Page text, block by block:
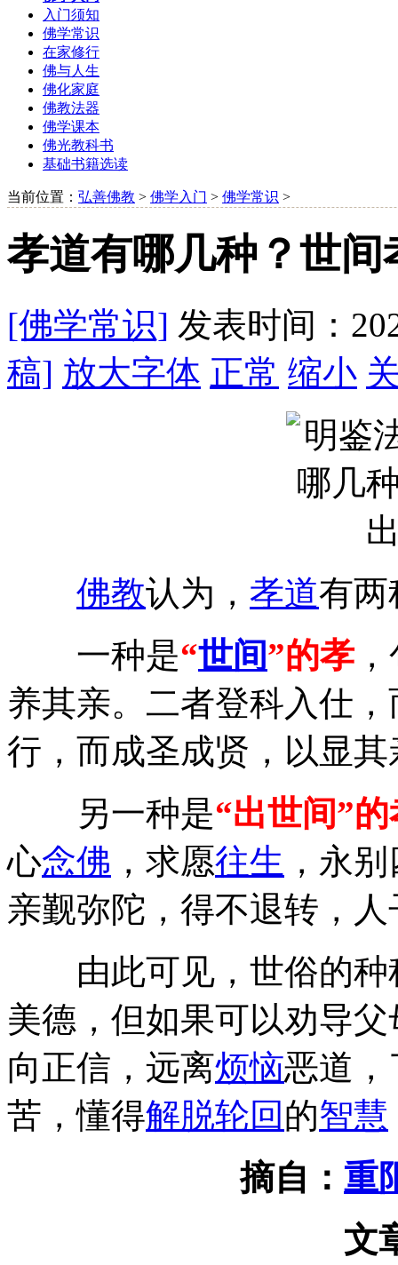
入门须知
佛学常识
在家修行
佛与人生
佛化家庭
佛教法器
佛学课本
佛光教科书
基础书籍选读
当前位置： 弘善佛教 > 佛学入门 > 佛学常识 >
孝道有哪几种？世间
[佛学常识] 发表时间：
稿] 放大字体 正常 缩小
佛教认为， 孝道有两
一种是“世间”的孝，
养其亲。二者登科入仕
行，而成圣成贤，以显
另一种是“出世间”的
心念佛 ，求愿往生 ，永
亲觐弥陀，得不退转，
由此可见，世俗的种
美德，但如果可以劝导
向正信，远离烦恼恶道，
苦，懂得解脱轮回 的智慧
摘自： 重
文